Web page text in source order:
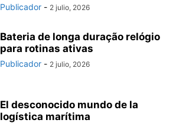
Publicador - 2 julio, 2026
Bateria de longa duração relógio
para rotinas ativas
Publicador - 2 julio, 2026
El desconocido mundo de la
logística marítima